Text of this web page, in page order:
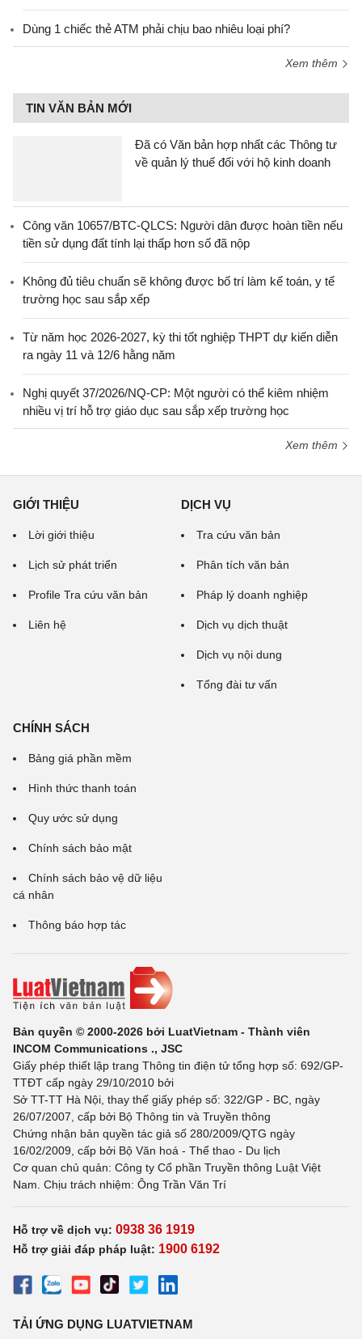
Dùng 1 chiếc thẻ ATM phải chịu bao nhiêu loại phí?
Xem thêm
TIN VĂN BẢN MỚI
Đã có Văn bản hợp nhất các Thông tư
về quản lý thuế đối với hộ kinh doanh
Công văn 10657/BTC-QLCS: Người dân được hoàn tiền nếu
tiền sử dụng đất tính lại thấp hơn số đã nộp
Không đủ tiêu chuẩn sẽ không được bố trí làm kế toán, y tế
trường học sau sắp xếp
Từ năm học 2026-2027, kỳ thi tốt nghiệp THPT dự kiến diễn
ra ngày 11 và 12/6 hằng năm
Nghị quyết 37/2026/NQ-CP: Một người có thể kiêm nhiệm
nhiều vị trí hỗ trợ giáo dục sau sắp xếp trường học
Xem thêm
GIỚI THIỆU
Lời giới thiệu
Lịch sử phát triển
Profile Tra cứu văn bản
Liên hệ
DỊCH VỤ
Tra cứu văn bản
Phân tích văn bản
Pháp lý doanh nghiệp
Dịch vụ dịch thuật
Dịch vụ nội dung
Tổng đài tư vấn
CHÍNH SÁCH
Bảng giá phần mềm
Hình thức thanh toán
Quy ước sử dụng
Chính sách bảo mật
Chính sách bảo vệ dữ liệu
cá nhân
Thông báo hợp tác
Bản quyền © 2000-2026 bởi LuatVietnam - Thành viên
INCOM Communications ., JSC
Giấy phép thiết lập trang Thông tin điện tử tổng hợp số: 692/GP-
TTĐT cấp ngày 29/10/2010 bởi
Sở TT-TT Hà Nội, thay thế giấy phép số: 322/GP - BC, ngày
26/07/2007, cấp bởi Bộ Thông tin và Truyền thông
Chứng nhận bản quyền tác giả số 280/2009/QTG ngày
16/02/2009, cấp bởi Bộ Văn hoá - Thể thao - Du lịch
Cơ quan chủ quản: Công ty Cổ phần Truyền thông Luật Việt
Nam. Chịu trách nhiệm: Ông Trần Văn Trí
Hỗ trợ về dịch vụ: 0938 36 1919
Hỗ trợ giải đáp pháp luật: 1900 6192
TẢI ỨNG DỤNG LUATVIETNAM